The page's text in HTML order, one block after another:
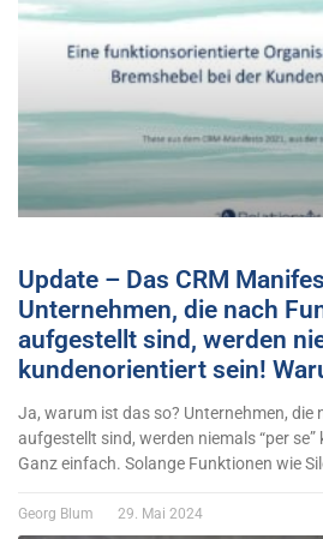
Update – Das CRM
Unternehmen, die nach
aufgestellt sind, werden
kundenorientiert sein!
Ja, warum ist das so? Unternehmen, die
aufgestellt sind, werden niemals “per
Ganz einfach. Solange Funktionen wie
Georg Blum 29. Mai 2024